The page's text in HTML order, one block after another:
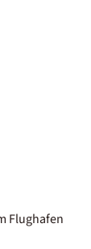
Flughafen